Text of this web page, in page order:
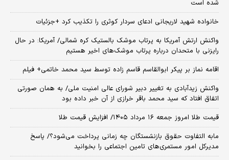
شده است
خانواده شهید لاریجانی ادعای سردار کوثری را تکذیب کرد +جزئیات
واکنش ارتش آمریکا به پرتاب موشک بالستیک کره شمالی/ آمریکا: در حال
رایزنی با متحدان درباره پرتاب موشک‌های اخیر هستیم
اقامه نماز بر پیکر ابوالقاسم قاسم زاده توسط سید محمد خاتمی+ فیلم
واکنش زیدآبادی به تغییر دبیر شورای عالی امنیت ملی/ به همان صورتی
اتفاق افتاد که سید محمد باقر خرازی از آن خبر داده بود
قیمت طلا امروز جمعه ۱۶ مرداد ۱۴۰۵/ افزایش قیمت طلا
مابه التفاوت حقوق بازنشستگان چه زمانی پرداخت می‌شود؟/ پاسخ
مدیرکل امور مستمری‌های تامین اجتماعی را بخوانید